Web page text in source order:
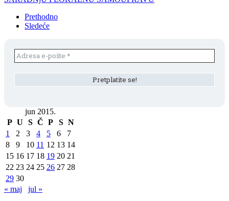
Prethodno
Sledeće
jun 2015.
P U S Č P S N
1
2 3 4 5 6
7
8
9 10 11 12 13 14
15 16 17 18 19 20 21
22 23 24 25 26 27 28
29 30
« maj
jul »